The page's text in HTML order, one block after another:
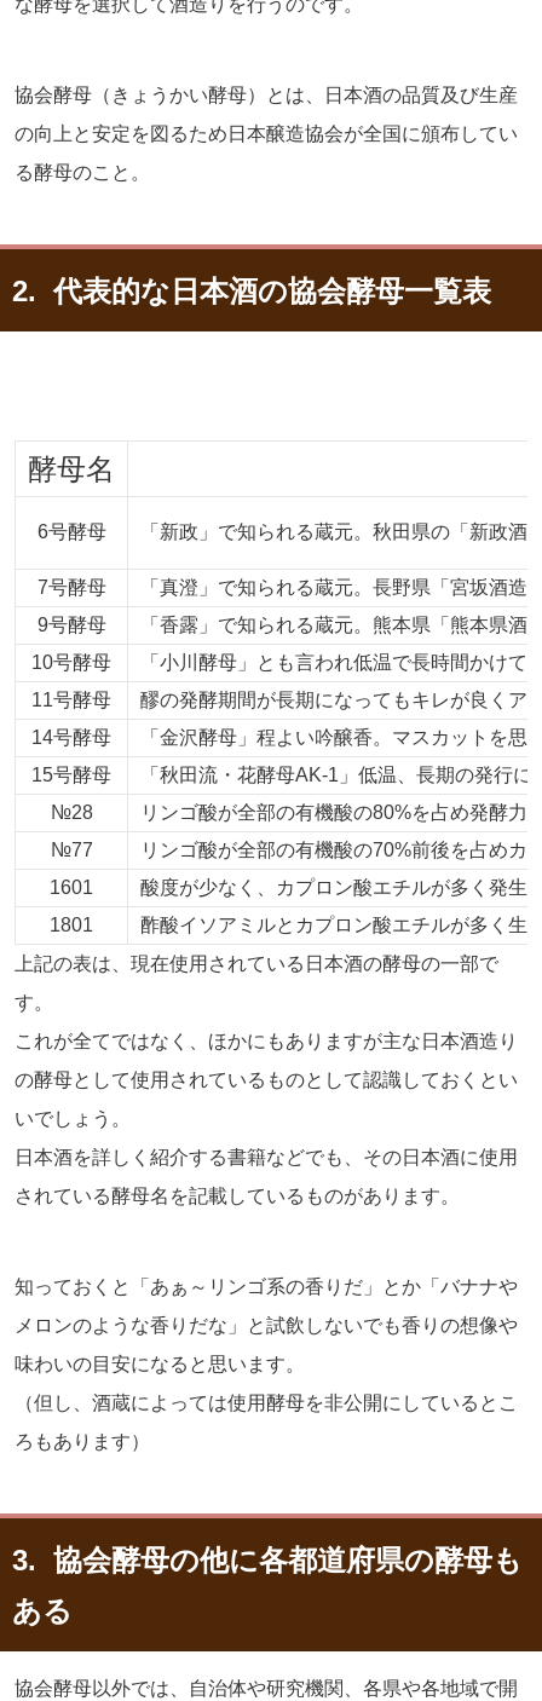
な酵母を選択して酒造りを行うのです。
協会酵母（きょうかい酵母）とは、日本酒の品質及び生産
の向上と安定を図るため日本醸造協会が全国に頒布してい
る酵母のこと。
2. 代表的な日本酒の協会酵母一覧表
酵母名
6号酵母 「新政」で知られる蔵元。秋田県の「新政
7号酵母
「真澄」で知られる蔵元。長野県「宮坂酒
9号酵母
「香露」で知られる蔵元。熊本県「熊本県
10号酵母
「小川酵母」とも言われ低温で長時間かけ
11号酵母
醪の発酵期間が長期になってもキレが良くア
14号酵母
「金沢酵母」程よい吟醸香。マスカットを
15号酵母
「秋田流・花酵母AK-1 」低温、長期の発行
№28
リンゴ酸が全部の有機酸の80%を占め発酵力
№77
リンゴ酸が全部の有機酸の70%前後を占めカ
1601
酸度が少なく、カプロン酸エチルが多く発生
1801
酢酸イソアミルとカプロン酸エチルが多く生
上記の表は、現在使用されている日本酒の酵母の一部で
す。
これが全てではなく、ほかにもありますが主な日本酒造り
の酵母として使用されているものとして認識しておくとい
いでしょう。
日本酒を詳しく紹介する書籍などでも、その日本酒に使用
されている酵母名を記載しているものがあります。
知っておくと「あぁ～リンゴ系の香りだ」とか「バナナや
メロンのような香りだな」と試飲しないでも香りの想像や
味わいの目安になると思います。
（但し、酒蔵によっては使用酵母を非公開にしているとこ
ろもあります）
3. 協会酵母の他に各都道府県の酵母も
ある
協会酵母以外では、自治体や研究機関、各県や各地域で開